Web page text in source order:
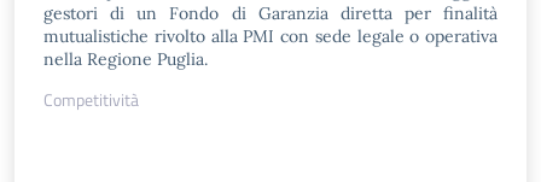
gestori di un Fondo di Garanzia diretta per finalità
mutualistiche rivolto alla PMI con sede legale o operativa
nella Regione Puglia.
Competitività